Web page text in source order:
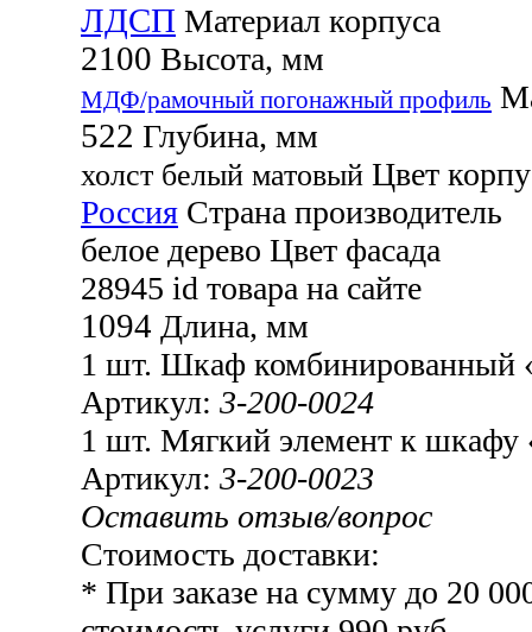
ЛДСП Материал корпуса
2100 Высота, мм
МДФ/рамочный погонажный профиль
522 Глубина, мм
холст белый матовый Цвет
Россия Страна производитель
белое дерево Цвет фасада
28945 id товара на сайте
1094 Длина, мм
1 шт. Шкаф комбинированный
Артикул: 3-200-0024
1 шт. Мягкий элемент к шкафу
Артикул: 3-200-0023
Оставить отзыв/вопрос
Стоимость доставки:
* При заказе на сумму до 20